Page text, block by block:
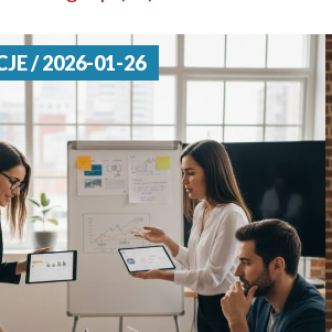
/ 2026-01-26